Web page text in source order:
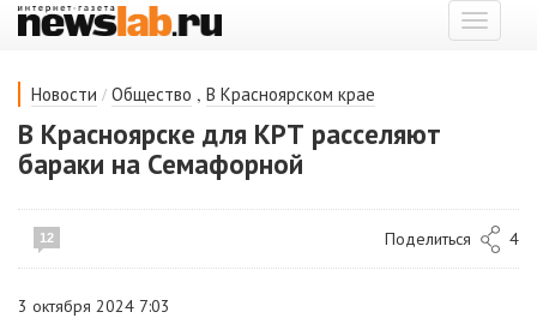
Показать
меню
Новости / Общество , В Красноярском крае
В Красноярске для КРТ расселяют
бараки на Семафорной
12 Поделиться 4
3 октября 2024 7:03